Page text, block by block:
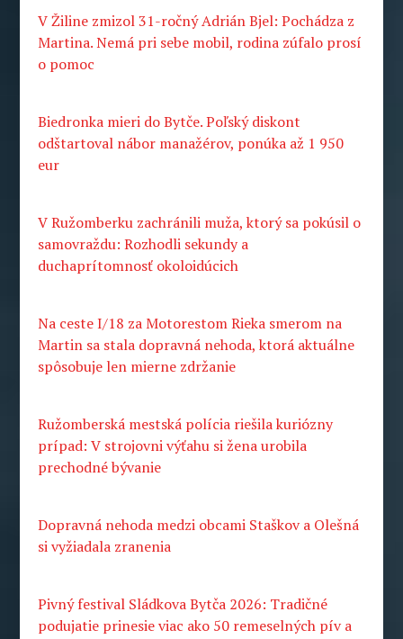
V Žiline zmizol 31-ročný Adrián Bjel: Pochádza z
Martina. Nemá pri sebe mobil, rodina zúfalo prosí
o pomoc
Biedronka mieri do Bytče. Poľský diskont
odštartoval nábor manažérov, ponúka až 1 950
eur
V Ružomberku zachránili muža, ktorý sa pokúsil o
samovraždu: Rozhodli sekundy a
duchaprítomnosť okoloidúcich
Na ceste I/18 za Motorestom Rieka smerom na
Martin sa stala dopravná nehoda, ktorá aktuálne
spôsobuje len mierne zdržanie
Ružomberská mestská polícia riešila kuriózny
prípad: V strojovni výťahu si žena urobila
prechodné bývanie
Dopravná nehoda medzi obcami Staškov a Olešná
si vyžiadala zranenia
Pivný festival Sládkova Bytča 2026: Tradičné
podujatie prinesie viac ako 50 remeselných pív a